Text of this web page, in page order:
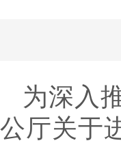
为深入
公厅关于